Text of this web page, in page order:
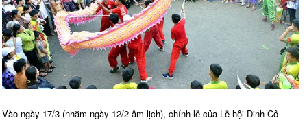
Vào ngày 17/3 (nhằm ngày 12/2 âm lịch), chính lễ của Lễ hội Dinh Cô